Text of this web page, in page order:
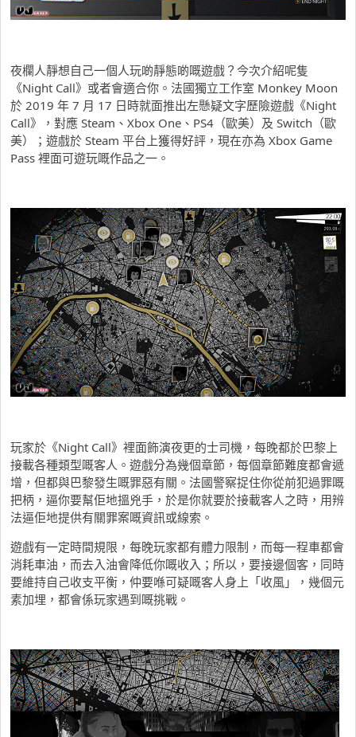
夜欄人靜想自己一個人玩啲靜態啲嘅遊戲？今次介紹呢隻
《Night Call》或者會適合你。法國獨立工作室 Monkey Moon
於 2019 年 7 月 17 日時就面推出左懸疑文字歷險遊戲《Night
Call》，對應 Steam、Xbox One、PS4（歐美）及 Switch（歐
美）；遊戲於 Steam 平台上獲得好評，現在亦為 Xbox Game
Pass 裡面可遊玩嘅作品之一。
玩家於《Night Call》裡面飾演夜更的士司機，每晚都於巴黎上
接載各種類型嘅客人。遊戲分為幾個章節，每個章節難度都會遞
增，但都與巴黎發生嘅罪惡有關。法國警察捉住你從前犯過罪嘅
把柄，逼你要幫佢地搵兇手，於是你就要於接載客人之時，用辨
法逼佢地提供有關罪案嘅資訊或線索。
遊戲有一定時間規限，每晚玩家都有體力限制，而每一程車都會
消耗車油，而去入油會降低你嘅收入；所以，要接邊個客，同時
要維持自己收支平衡，仲要喺可疑嘅客人身上「收風」，幾個元
素加埋，都會係玩家遇到嘅挑戰。